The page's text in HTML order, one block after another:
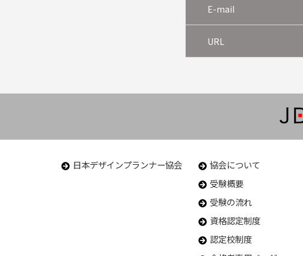
E-mail
URL
日本デザインプランナー協会
協会について
受験概要
受験の流れ
資格認定制度
認定校制度